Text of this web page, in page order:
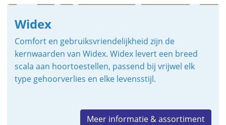
Widex
Comfort en gebruiksvriendelijkheid zijn de
kernwaarden van Widex. Widex levert een breed
scala aan hoortoestellen, passend bij vrijwel elk
type gehoorverlies en elke levensstijl.
Meer informatie & assortiment